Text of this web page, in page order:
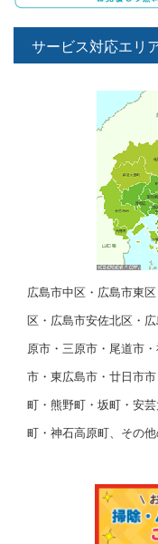
サービス対応エリ
広島市中区・広島市東
区・広島市安佐北区・
原市・三原市・尾道市
市・東広島市・廿日市
町・熊野町・坂町・安
町・神石高原町、その